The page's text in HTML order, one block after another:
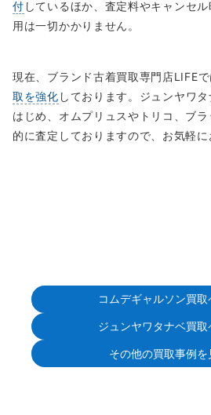
付 しているほか、査定料やキャンセ
用は一切かかりません。
現在、ブランド古着買取専門店LIFEで
取を強化 しております。ジュンヤワ
はじめ、オムプリュスやトリコ、ブ
的に査定しておりますので、お気軽に
コムデギャルソン買取
ジュンヤワタナベ買取
その他の買取事例を